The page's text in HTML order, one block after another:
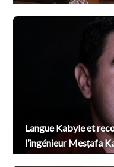
Langue Kabyle et
l’ingénieur Mesṭafa